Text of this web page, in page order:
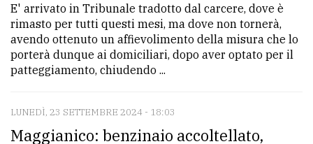
E' arrivato in Tribunale tradotto dal carcere, dove è
rimasto per tutti questi mesi, ma dove non tornerà,
avendo ottenuto un affievolimento della misura che lo
porterà dunque ai domiciliari, dopo aver optato per il
patteggiamento, chiudendo ...
LUNEDÌ, 23 SETTEMBRE 2024 - 18:03
Maggianico: benzinaio accoltellato,